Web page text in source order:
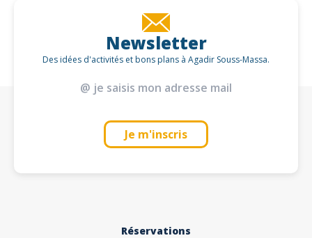
Newsletter
Des idées d'activités et bons plans à Agadir Souss-Massa.
Je m'inscris
Réservations